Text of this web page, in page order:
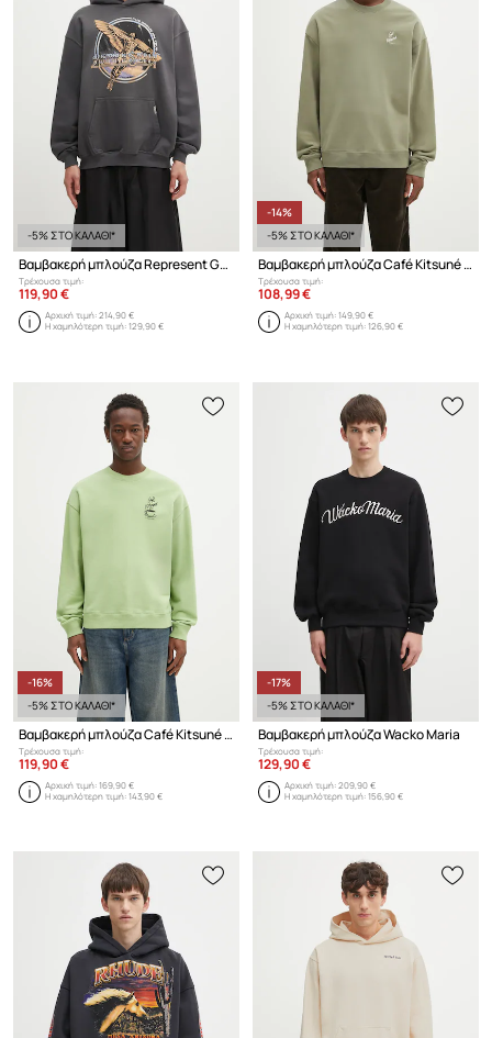
-5% ΣΤΟ ΚΑΛΑΘΙ*
Βαμβακερή μπλούζα Represent Golden Tour
Τρέχουσα τιμή:
119,90 €
Αρχική τιμή:214,90 €
Η χαμηλότερη τιμή:129,90 €
-14%
-5% ΣΤΟ ΚΑΛΑΘΙ*
Βαμβακερή μπλούζα Café Kitsuné Relax
Τρέχουσα τιμή:
108,99 €
Αρχική τιμή:149,90 €
Η χαμηλότερη τιμή:126,90 €
-16%
-5% ΣΤΟ ΚΑΛΑΘΙ*
Βαμβακερή μπλούζα Café Kitsuné Coffee Cup Relaxed
Τρέχουσα τιμή:
119,90 €
Αρχική τιμή:169,90 €
Η χαμηλότερη τιμή:143,90 €
-17%
-5% ΣΤΟ ΚΑΛΑΘΙ*
Βαμβακερή μπλούζα Wacko Maria
Τρέχουσα τιμή:
129,90 €
Αρχική τιμή:209,90 €
Η χαμηλότερη τιμή:156,90 €